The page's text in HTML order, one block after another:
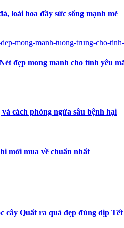
loài hoa đầy sức sống mạnh mẽ
đẹp mong manh cho tình yêu
cách phòng ngừa sâu bệnh hại
mới mua về chuẩn nhất
cây Quất ra quả đẹp đúng dịp Tết